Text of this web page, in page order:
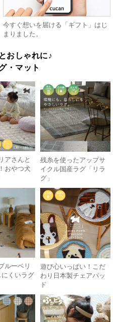
今すぐ想いを届ける「ギフト」はじ
まりました。
おしゃれに♪
・マット
アさんと
おやつ犬
残糸を使ったアップサ
イクル国産ラグ「リラ
グ」
ルーベリ
くいラグ
遊び心いっぱい！こだ
わり日本製チェアパッ
ド